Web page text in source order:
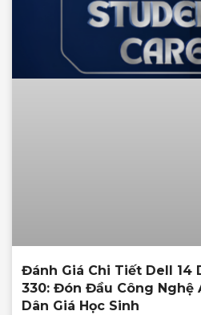
Đánh Giá Chi Tiết Dell 14
330: Đón Đầu Công Nghệ
Dân Giá Học Sinh